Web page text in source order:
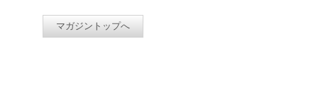
マガジントップへ